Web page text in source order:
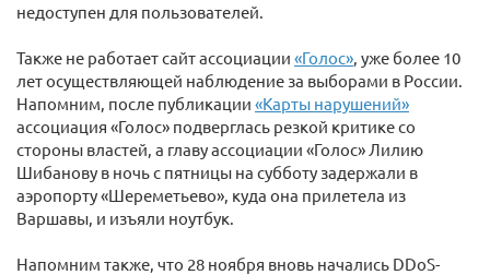
недоступен для пользователей.
Также не работает сайт ассоциации «Голос», уже более 10
лет осуществляющей наблюдение за выборами в России.
Напомним, после публикации «Карты нарушений»
ассоциация «Голос» подверглась резкой критике со
стороны властей, а главу ассоциации «Голос» Лилию
Шибанову в ночь с пятницы на субботу задержали в
аэропорту «Шереметьево», куда она прилетела из
Варшавы, и изъяли ноутбук.
Напомним также, что 28 ноября вновь начались DDoS-